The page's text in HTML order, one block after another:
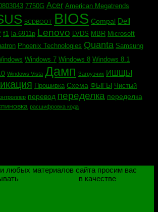
7750G Acer American Megatrends
BCDBOOT BIOS Compal Dell
f1 la-6911p Lenovo LVDS MBR Microsoft
Phoenix Technologies Quanta Samsung
Windows 7 Windows 8 Windows 8.1
Windows Vista Дамп Загрузчик ИШЩЫ
Прошивка Схема ФЫГЫ Чистый
перевод переделка переделка
расшифровка кода
любых материалов сайта просим вас
в качестве